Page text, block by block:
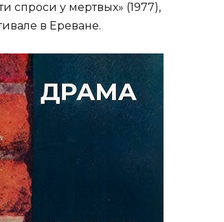
у мертвых» (1977),
в Ереване.